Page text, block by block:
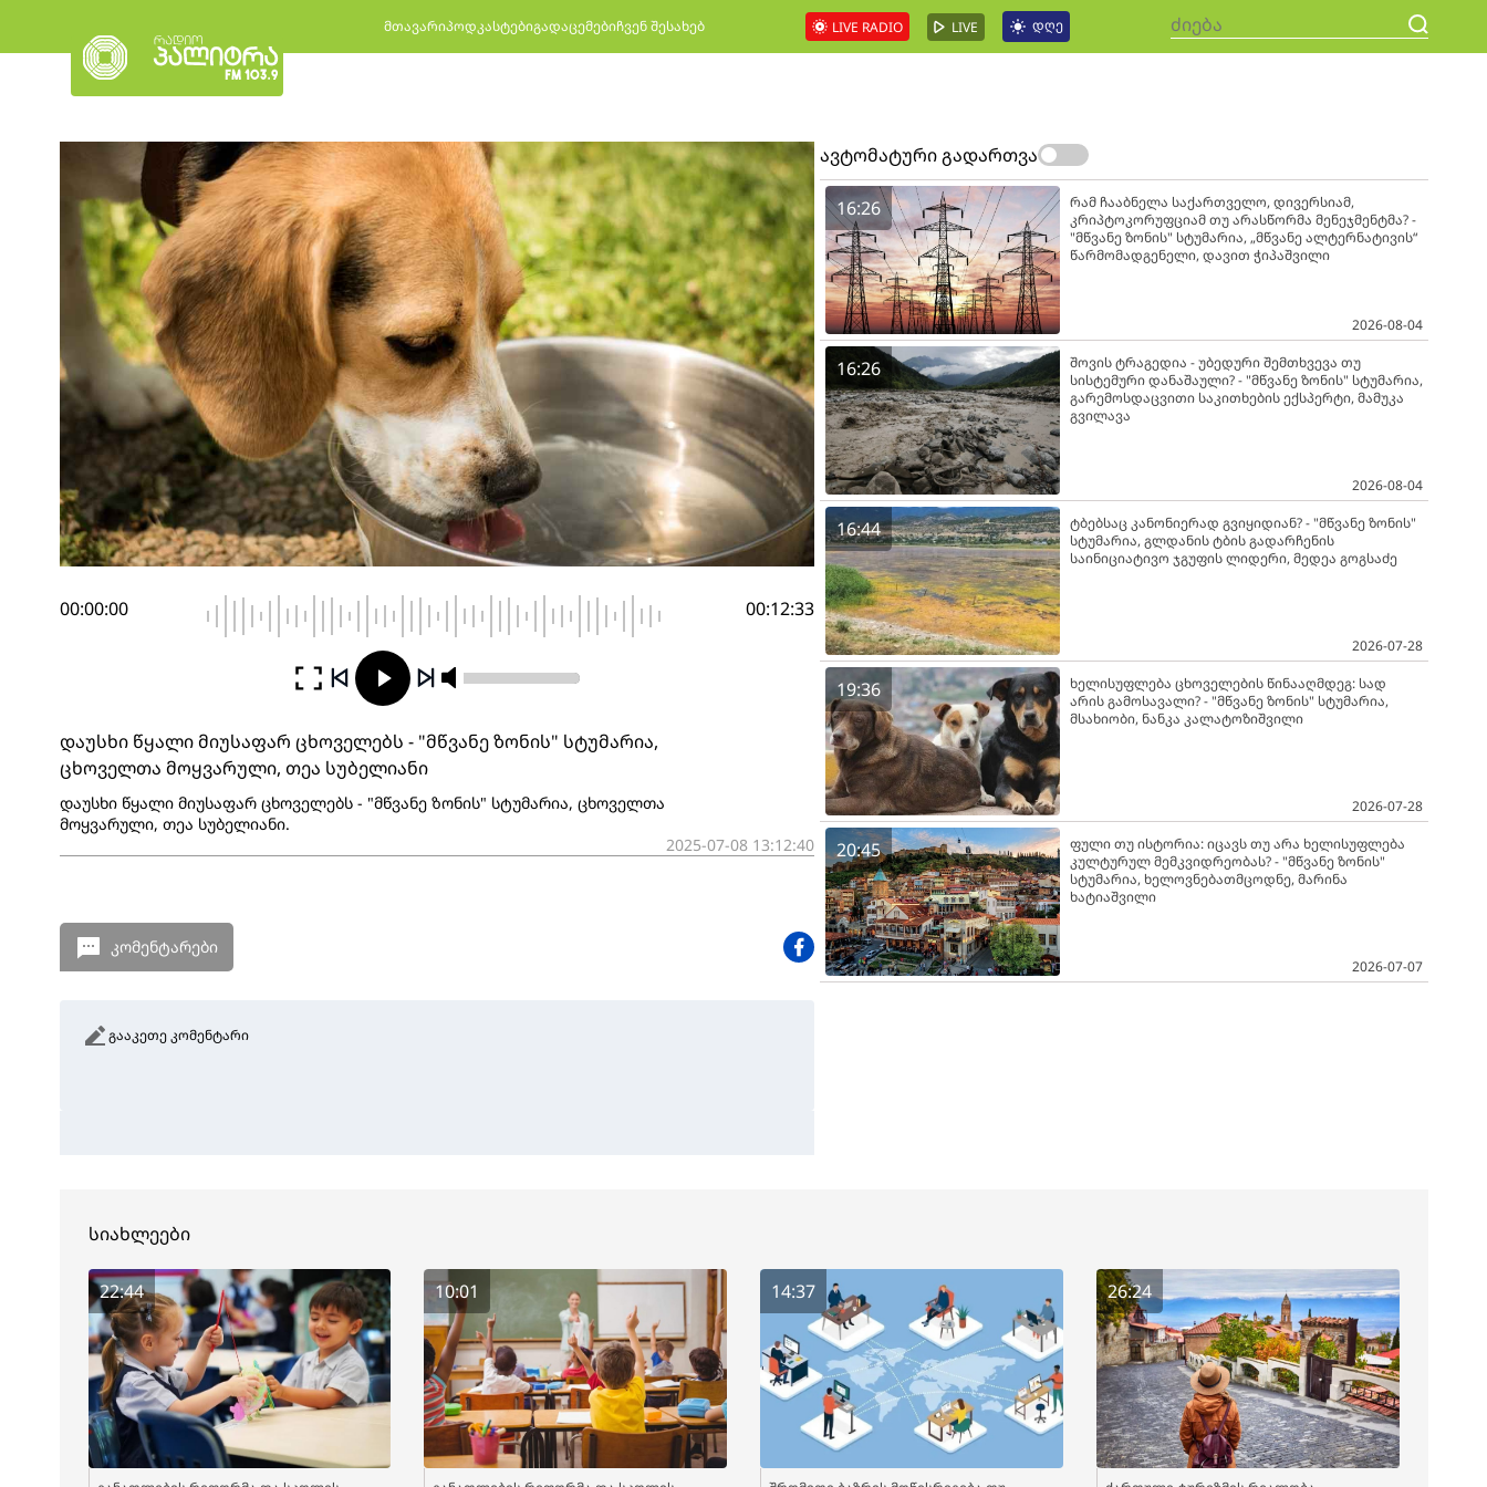
მთავარიპოდკასტებიგადაცემებიჩვენ შესახებ LIVE RADIO LIVE დღე
00:00:00 00:12:33
დაუსხი წყალი მიუსაფარ ცხოველებს - "მწვანე ზონის" სტუმარია,
ცხოველთა მოყვარული, თეა სუბელიანი
დაუსხი წყალი მიუსაფარ ცხოველებს - "მწვანე ზონის" სტუმარია, ცხოველთა
მოყვარული, თეა სუბელიანი.
2025-07-08 13:12:40
კომენტარები
გააკეთე კომენტარი
ავტომატური გადართვა
16:26
რამ ჩააბნელა საქართველო, დივერსიამ,
კრიპტოკორუფციამ თუ არასწორმა მენეჯმენტმა? -
"მწვანე ზონის" სტუმარია, „მწვანე ალტერნატივის“
წარმომადგენელი, დავით ჭიპაშვილი
2026-08-04
16:26
შოვის ტრაგედია - უბედური შემთხვევა თუ
სისტემური დანაშაული? - "მწვანე ზონის" სტუმარია,
გარემოსდაცვითი საკითხების ექსპერტი, მამუკა
გვილავა
2026-08-04
16:44
ტბებსაც კანონიერად გვიყიდიან? - "მწვანე ზონის"
სტუმარია, გლდანის ტბის გადარჩენის
საინიციატივო ჯგუფის ლიდერი, მედეა გოგსაძე
2026-07-28
19:36
ხელისუფლება ცხოველების წინააღმდეგ: სად
არის გამოსავალი? - "მწვანე ზონის" სტუმარია,
მსახიობი, ნანკა კალატოზიშვილი
2026-07-28
20:45
ფული თუ ისტორია: იცავს თუ არა ხელისუფლება
კულტურულ მემკვიდრეობას? - "მწვანე ზონის"
სტუმარია, ხელოვნებათმცოდნე, მარინა
ხატიაშვილი
2026-07-07
სიახლეები
22:44 10:01 14:37 26:24